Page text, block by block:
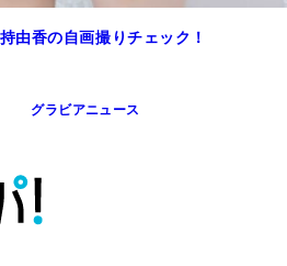
由香の自画撮りチェック！
グラビアニュース